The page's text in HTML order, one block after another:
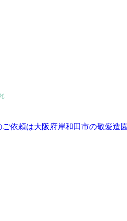
依頼は大阪府岸和田市の敬愛造